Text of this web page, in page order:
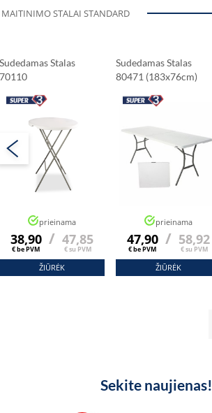
MAITINIMO STALAI STANDARD
Sudedamas Stalas
70110
prieinama
38,90
€ be PVM
/ 47,85
€ su PVM
ŽIŪRĖK
Sudedamas Stalas
80471 (183x76cm)
prieinama
47,90
€ be PVM
/ 58,92
€ su PVM
ŽIŪRĖK
Sekite naujienas!